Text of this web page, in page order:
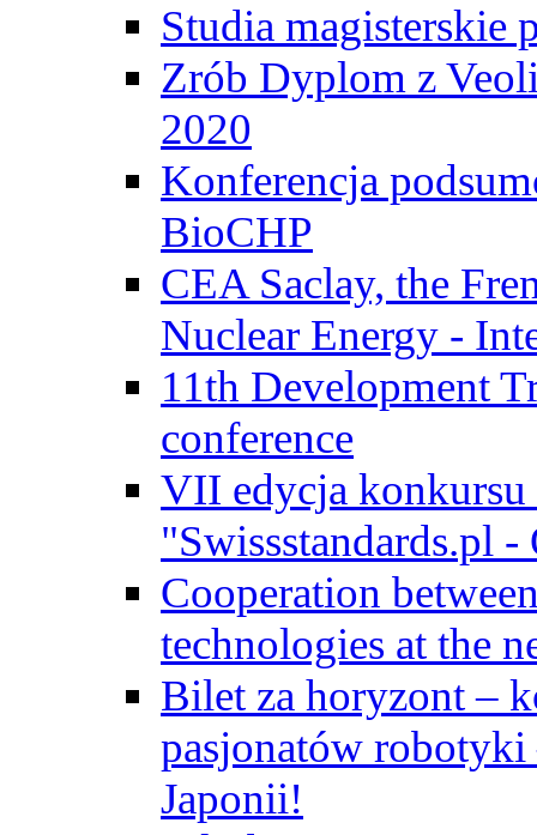
Studia magisterskie
Zrób Dyplom z
2020
Konferencja
BioCHP
CEA Saclay, the
Nuclear Energy -
11th Development
conference
VII edycja konkursu
"Swissstandards.pl
Cooperation
technologies at the
Bilet za horyzont –
pasjonatów
Japonii!